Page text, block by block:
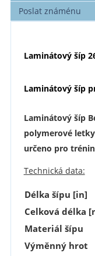
Poslat známénu
Laminátový šíp
Laminátový šíp
Laminátový šíp
polymerové
určeno pro
Technická data:
Délka šípu [in]
Celková délka
Materiál šípu
Výměnný hrot